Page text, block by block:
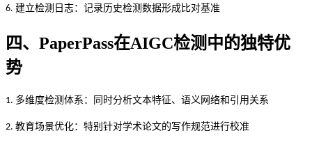
6. 建立检测日志：记录历史检测数据形成比对基准
四、 PaperPass在AIGC检测中的独特优
势
1. 多维度检测体系：同时分析文本特征、语义网络和引用关系
2. 教育场景优化：特别针对学术论文的写作规范进行校准